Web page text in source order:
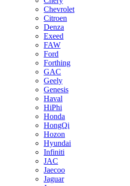
Chevrolet
Citroen
Denza
Exeed
FAW
Ford
Forthing
GAC
Geely
Genesis
Haval
HiPhi
Honda
HongQi
Hozon
Hyundai
Infiniti
JAC
Jaecoo
Jaguar